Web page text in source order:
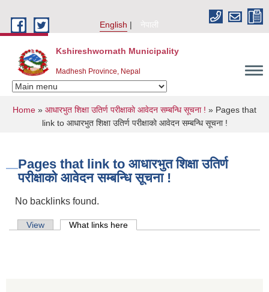
English
नेपाली
Kshireshwornath Municipality
Madhesh Province, Nepal
You are here
Home » आधारभुत शिक्षा उतिर्ण परीक्षाकाे आवेदन सम्बन्धि सूचना ! » Pages that
link to आधारभुत शिक्षा उतिर्ण परीक्षाकाे आवेदन सम्बन्धि सूचना !
Pages that link to आधारभुत शिक्षा उतिर्ण
परीक्षाकाे आवेदन सम्बन्धि सूचना !
No backlinks found.
Primary tabs
View What links here